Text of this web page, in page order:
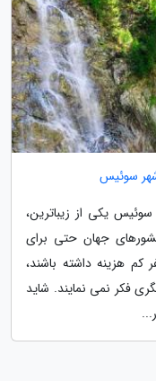
یکی از زیباترین،
جهان حتی برای
کم هزینه داشته باشند،
فکر نمی نمایند. شاید